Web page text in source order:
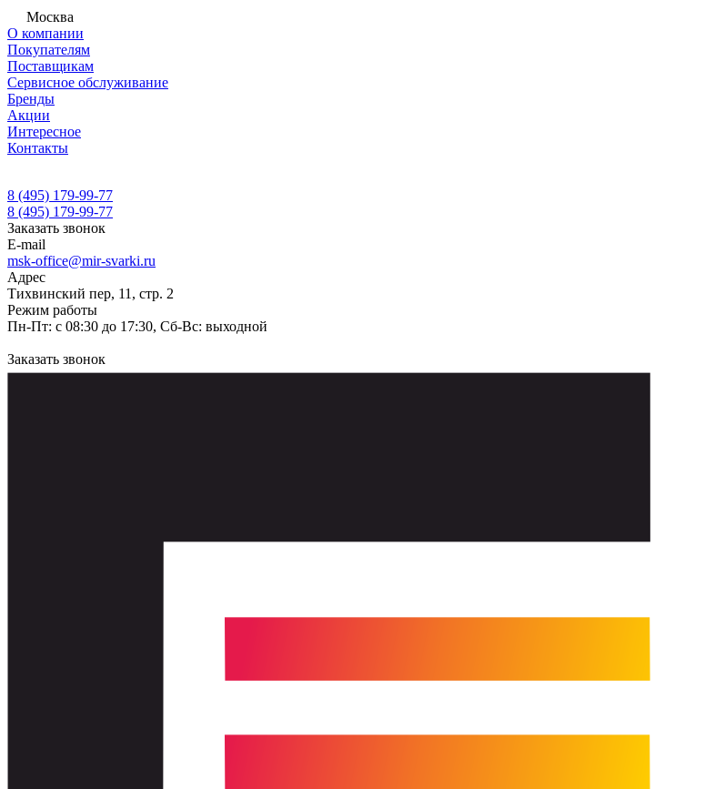
Москва
О компании
Покупателям
Поставщикам
Сервисное обслуживание
Бренды
Акции
Интересное
Контакты
8 (495) 179-99-77
8 (495) 179-99-77
Заказать звонок
E-mail
msk-office@mir-svarki.ru
Адрес
Тихвинский пер, 11, стр. 2
Режим работы
Пн-Пт: с 08:30 до 17:30, Сб-Вс: выходной
Заказать звонок